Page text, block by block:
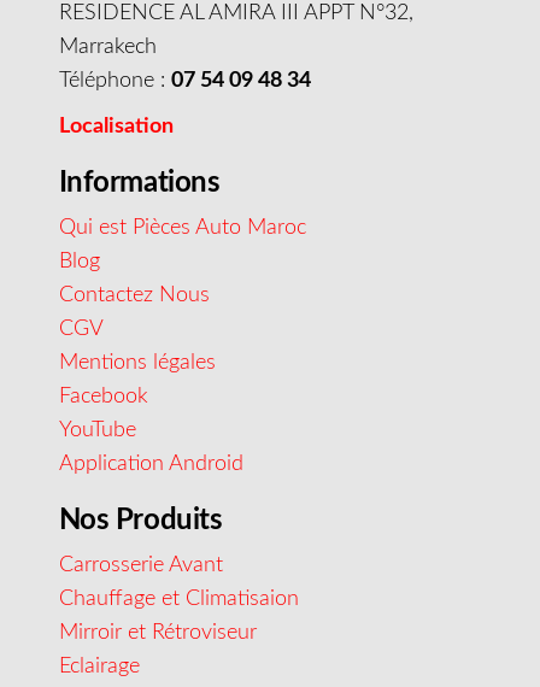
RESIDENCE AL AMIRA III APPT N°32,
Marrakech
Téléphone : 07 54 09 48 34
Localisation
Informations
Qui est Pièces Auto Maroc
Blog
Contactez Nous
CGV
Mentions légales
Facebook
YouTube
Application Android
Nos Produits
Carrosserie Avant
Chauffage et Climatisaion
Mirroir et Rétroviseur
Eclairage